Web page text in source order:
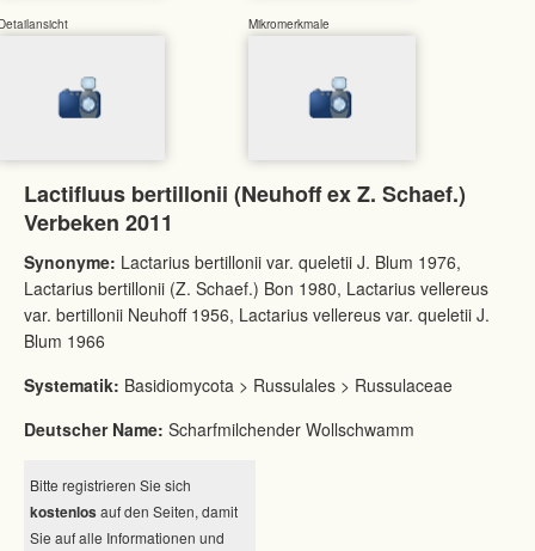
Mikromerkmale
Lactifluus bertillonii (Neuhoff ex Z. Schaef.)
Verbeken 2011
Synonyme: Lactarius bertillonii var. queletii J. Blum 1976,
Lactarius bertillonii (Z. Schaef.) Bon 1980, Lactarius vellereus
var. bertillonii Neuhoff 1956, Lactarius vellereus var. queletii J.
Blum 1966
Systematik: Basidiomycota > Russulales > Russulaceae
Deutscher Name: Scharfmilchender Wollschwamm
Bitte registrieren Sie sich
kostenlos auf den Seiten, damit
Sie auf alle Informationen und